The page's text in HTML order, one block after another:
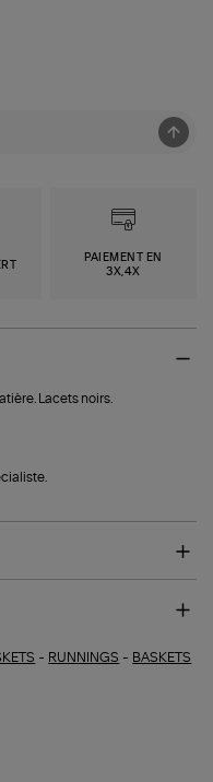
PAIEMENT EN
3X,4X
Lacets noirs.
- RUNNINGS - BASKETS